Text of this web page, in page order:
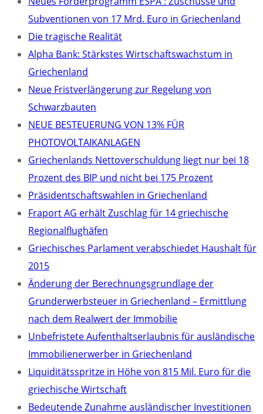
Subventionen von 17 Mrd. Euro in Griechenland
Die tragische Realität
Alpha Bank: Stärkstes Wirtschaftswachstum in
Griechenland
Neue Fristverlängerung zur Regelung von
Schwarzbauten
NEUE BESTEUERUNG VON 13% FÜR
PHOTOVOLTAIKANLAGEN
Griechenlands Nettoverschuldung liegt nur bei 18
Prozent des BIP und nicht bei 175 Prozent
Präsidentschaftswahlen in Griechenland
Fraport AG erhält Zuschlag für 14 griechische
Regionalflughäfen
Griechisches Parlament verabschiedet Haushalt für
2015
Änderung der Berechnungsgrundlage der
Grunderwerbsteuer in Griechenland – Ermittlung
nach dem Realwert der Immobilie
Unbefristete Aufenthaltserlaubnis für ausländische
Immobilienerwerber in Griechenland
Liquiditätsspritze in Höhe von 815 Mil. Euro für die
griechische Wirtschaft
Bedeutende Zunahme ausländischer Investitionen